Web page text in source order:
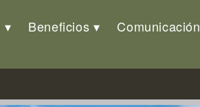
Beneficios Comunicación